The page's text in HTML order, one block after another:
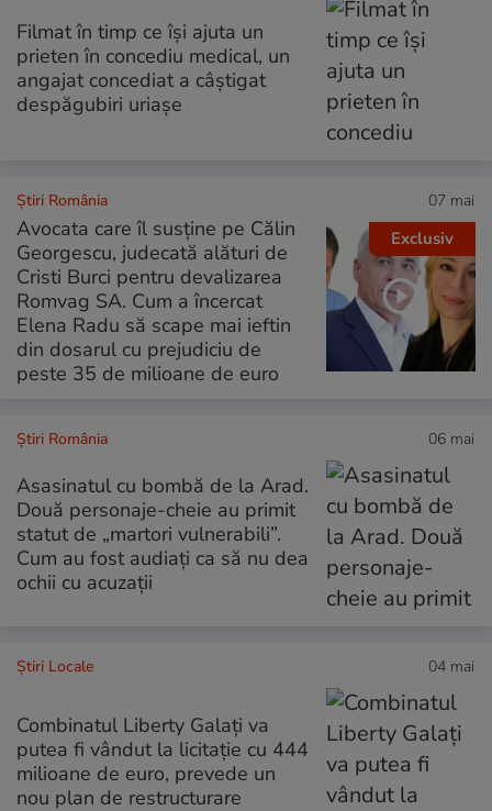
Filmat în timp ce își ajuta un
prieten în concediu medical, un
angajat concediat a câștigat
despăgubiri uriașe
Exclusiv
Știri România 07 mai
Avocata care îl susține pe Călin
Georgescu, judecată alături de
Cristi Burci pentru devalizarea
Romvag SA. Cum a încercat
Elena Radu să scape mai ieftin
din dosarul cu prejudiciu de
peste 35 de milioane de euro
Știri România 06 mai
Asasinatul cu bombă de la Arad.
Două personaje-cheie au primit
statut de „martori vulnerabili”.
Cum au fost audiați ca să nu dea
ochii cu acuzații
Știri Locale 04 mai
Combinatul Liberty Galați va
putea fi vândut la licitație cu 444
milioane de euro, prevede un
nou plan de restructurare